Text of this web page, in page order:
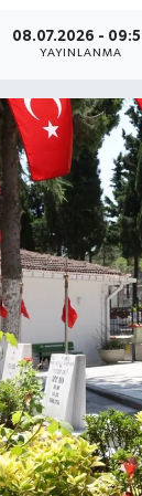
08.07.2026 -
YAYINLANMA